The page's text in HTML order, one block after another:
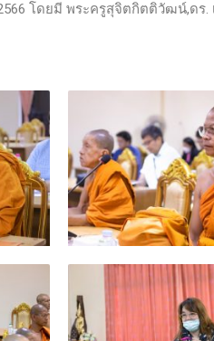
โดยมี พระครูสุจิตกิตติวัฒน์,ดร.